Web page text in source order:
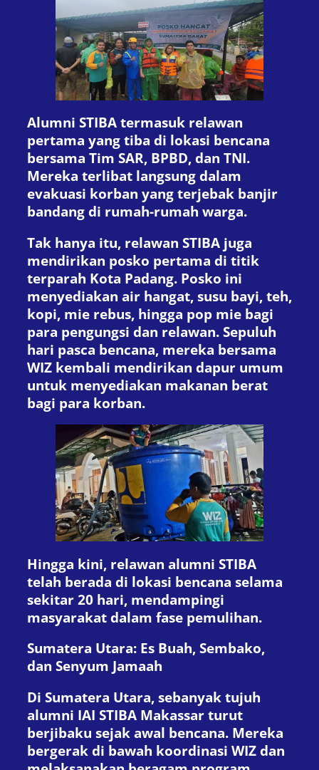
Alumni STIBA termasuk relawan
pertama yang tiba di lokasi bencana
bersama Tim SAR, BPBD, dan TNI.
Mereka terlibat langsung dalam
evakuasi korban yang terjebak banjir
bandang di rumah-rumah warga.
Tak hanya itu, relawan STIBA juga
mendirikan posko pertama di titik
terparah Kota Padang. Posko ini
menyediakan air hangat, susu bayi, teh,
kopi, mie rebus, hingga pop mie bagi
para pengungsi dan relawan. Sepuluh
hari pasca bencana, mereka bersama
WIZ kembali mendirikan dapur umum
untuk menyediakan makanan berat
bagi para korban.
Hingga kini, relawan alumni STIBA
telah berada di lokasi bencana selama
sekitar 20 hari, mendampingi
masyarakat dalam fase pemulihan.
Sumatera Utara: Es Buah, Sembako,
dan Senyum Jamaah
Di Sumatera Utara, sebanyak tujuh
alumni IAI STIBA Makassar turut
berjibaku sejak awal bencana. Mereka
bergerak di bawah koordinasi WIZ dan